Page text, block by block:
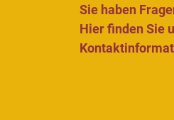
Sie haben
Hier finden Sie